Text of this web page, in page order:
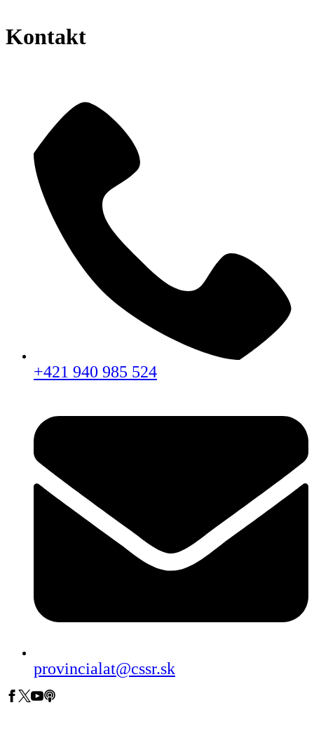
Kontakt
+421 940 985 524
provincialat@cssr.sk